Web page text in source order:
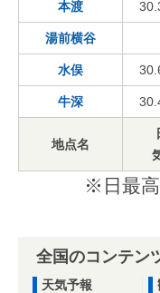
本渡
湯前横谷
水俣
牛深
地点名
※日最
全国のコンテン
天気予報